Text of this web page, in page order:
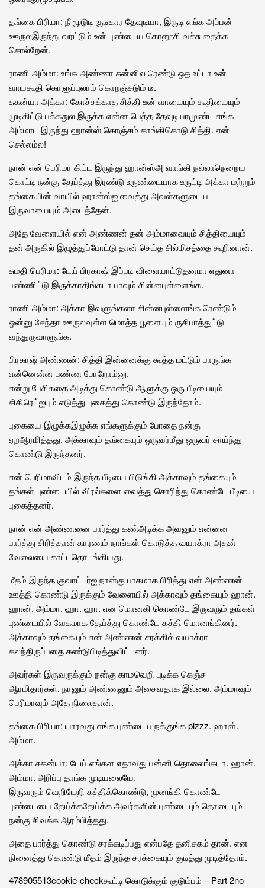
தங்கை பிரியா: நீ மூடுடி குடிகார தேவுடியா, இருடி எங்க அப்பன்
ஊருலஇருந்து வரட்டும் உன் புண்டைய கொனூசி வச்சு தைக்க
சொல்றேன்.
ராணி அம்மா: உங்க அண்ணா சுன்னில ரெண்டு ஒத உட்டா உன்
வாயகூதி கொளுப்புலாம் கொறஞ்சுடும் டீ.
சுகன்யா அக்கா: கோச்சுக்காத சித்தி உன் வாயையும் கூதியையும்
மூடிகிட்டு பக்கதுல இருக்க என்ன பெத்த தேவுடியாமுண்ட எங்க
அம்மாட இருந்து ஹான்ஸ் கொஞ்சம் காங்கிகொடு சித்தி. என்
செல்லம்ல!
நான் என் பெரிமா கிட்ட இருந்து ஹான்ஸ்அ வாங்கி நல்லாநெறைய
கொட்டி நன்கு தேய்த்து இரண்டு உருண்டையாக உருட்டி அக்கா மற்றும்
தங்கையின் வாயில் ஹான்ஸ்ஐ வைத்து அவள்களுடைய
இருவாயையும் அடைத்தேன்.
அதே வேளையில் என் அண்ணன் தன் அம்மாவையும் சித்தியையும்
தன் அருகில் இழுத்துப்போட்டு தான் செய்த சில்மிசத்தை கூறினான்.
சுமதி பெரிமா: டேய் பிரகாஷ் இப்படி விளையாட்டுதனமா எதுனா
பண்ணிட்டு இருக்காதிங்கடா பாவும் சின்னபுள்ளைங்க.
ராணி அம்மா: அக்கா இவளுங்களா சின்னபுள்ளைங்க ரெண்டும்
ஒன்னு சேந்தா ஊருலவுள்ள மொத்த பூளையும் ருசிபாத்துட்டு
வந்துருவாளுங்க.
பிரகாஷ் அண்ணன்: சித்தி இன்னைக்கு கூத்த மட்டும் பாருங்க
என்னென்ன பண்ண போறோம்னு.
என்று பேசிகதை அடித்து கொண்டு ஆளுக்கு ஒரு பீடியையும்
சிகிரெட்ஐயும் எடுத்து புகைத்து கொண்டு இருந்தோம்.
புகையை இழுக்கஇழுக்க எங்களுக்கும் போதை நன்கு
ஏறஆரமித்தது. அக்காவும் தங்கையும் ஒருவர்மீது ஒருவர் சாய்ந்து
கொண்டு இருந்தனர்.
என் பெரிமாவிடம் இருந்த பீடியை பிடுங்கி அக்காவும் தங்கையும்
தங்கள் புண்டையில் விரல்களை வைத்து சொரிந்து கொண்டே பீடியை
புகைத்தனர்.
நான் என் அண்ணனை பார்த்து கண்அடிக்க அவனும் என்னை
பார்த்து சிரித்தான் காரணம் நாங்கள் கொடுத்த வயாக்ரா அதன்
வேலையை காட்டதொடங்கியது.
மீதம் இருந்த குவாட்டர்ஐ நான்கு பாகமாக பிரித்து என் அண்ணன்
ஊத்தி கொண்டு இருக்கும் வேளையில் அக்காவும் தங்கையும் ஹான்.
ஹான். அம்மா. ஹா. ஹா. என மொனகி கொண்டே இருவரும் தங்கள்
புண்டையில் வேகமாக தேய்த்து கொண்டே கத்தி மொனங்கினர்.
அக்காவும் தங்கையும் என் அண்ணன் சரக்கில் வயாக்ரா
கலந்திருப்பதை கண்டுபிடித்துவிட்டனர்.
அவர்கள் இருவருக்கும் நன்கு காமவெறி புடிக்க கெஞ்ச
ஆரமிதார்கள். நானும் அண்ணனும் அசைவதாக இல்லை. அம்மாவும்
பெரிமாவும் அதே நிலைதான்.
தங்கை பிரியா: யாரவது எங்க புண்டைய நக்குங்க plzzz. ஹான்.
அம்மா.
அக்கா சுகன்யா: டேய் எங்கள எதாவது பன்னி தொலைங்கடா. ஹான்.
அம்மா. அரிப்பு தாங்க முடியலையே.
இருவரும் வெறியேறி கத்திக்கொண்டு, முனங்கி கொண்டே
புண்டையை தேய்க்கதேய்க்க அவர்களின் புண்டையும் தொடையும்
நன்கு சிவக்க ஆரம்பித்தது.
அதை பார்த்து கொண்டு சரக்கடிப்பது என்பதே தனிசுகம் தான். என
நினைத்து கொண்டு மீதம் இருந்த சரக்கையும் குடித்து முடித்தோம்.
478905513cookie-checkகூட்டி கொடுக்கும் குடும்பம் – Part 2no